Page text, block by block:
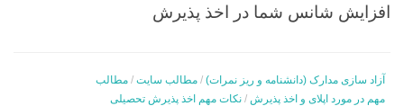
افزایش شانس شما در اخذ پذیرش
آزاد سازی مدارک (دانشنامه و ریز نمرات) / مطالب سایت / مطالب
مهم در مورد اپلای و اخذ پذیرش / نکات مهم اخذ پذیرش تحصیلی